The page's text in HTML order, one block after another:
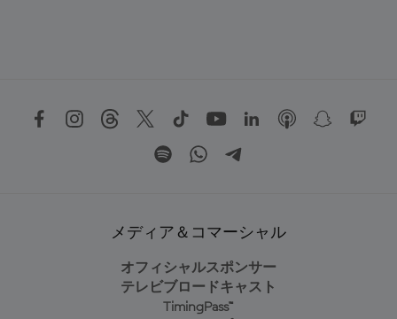
メディア＆コマーシャル
オフィシャルスポンサー
テレビブロードキャスト
TimingPass™